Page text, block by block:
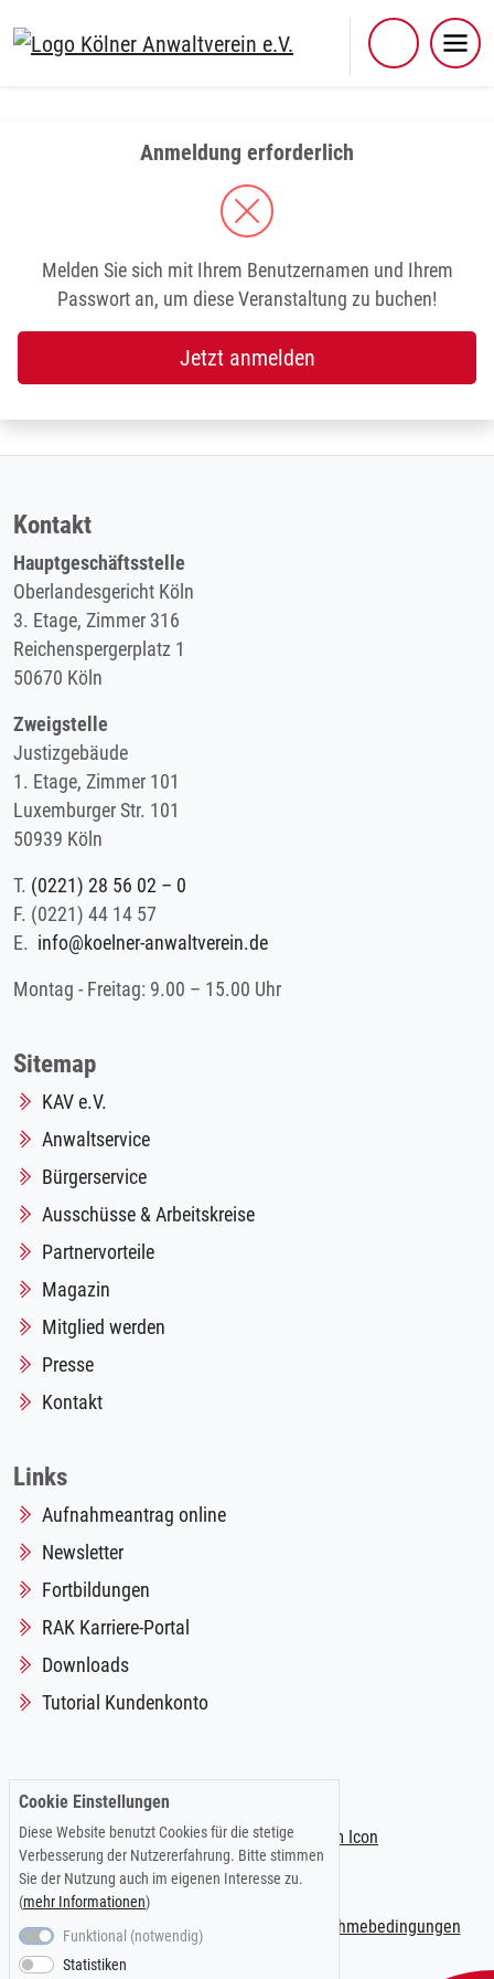
Anmeldung erforderlich
Melden Sie sich mit Ihrem Benutzernamen und Ihrem
Passwort an, um diese Veranstaltung zu buchen!
Jetzt anmelden
Kontakt
Hauptgeschäftsstelle
Oberlandesgericht Köln
3. Etage, Zimmer 316
Reichenspergerplatz 1
50670 Köln
Zweigstelle
Justizgebäude
1. Etage, Zimmer 101
Luxemburger Str. 101
50939 Köln
T. (0221) 28 56 02 – 0
F. (0221) 44 14 57
E. info@koelner-anwaltverein.de
Montag - Freitag: 9.00 – 15.00 Uhr
Sitemap
KAV e.V.
Anwaltservice
Bürgerservice
Ausschüsse & Arbeitskreise
Partnervorteile
Magazin
Mitglied werden
Presse
Kontakt
Links
Aufnahmeantrag online
Newsletter
Fortbildungen
RAK Karriere-Portal
Downloads
Tutorial Kundenkonto
Impressum |Datenschutzerklärung Teilnahmebedingungen
Cookie Einstellungen
Diese Website benutzt Cookies für die stetige
Verbesserung der Nutzererfahrung. Bitte stimmen
Sie der Nutzung auch im eigenen Interesse zu.
(mehr Informationen)
Funktional (notwendig)
Statistiken